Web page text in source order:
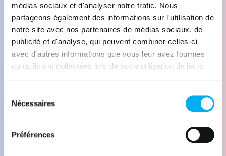
médias sociaux et d'analyser notre trafic. Nous
partageons également des informations sur l'utilisation de
notre site avec nos partenaires de médias sociaux, de
publicité et d'analyse, qui peuvent combiner celles-ci
avec d'autres informations que vous leur avez fournies
ou qu'ils ont collectées lors de votre utilisation de leurs
Nécessaires
PréférencesLes commerciaux reçoivent chaque
jour les comptes et contacts à